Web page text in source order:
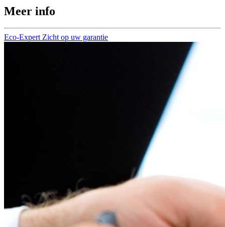
Meer info
Eco-Expert Zicht op uw garantie